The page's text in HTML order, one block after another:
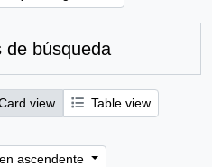
de búsqueda
view
Table view
ascendente